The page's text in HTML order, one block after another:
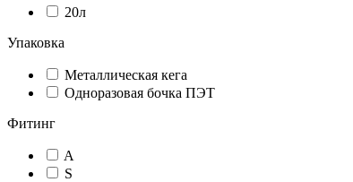
20л
Упаковка
Металлическая кега
Одноразовая бочка ПЭТ
Фитинг
A
S